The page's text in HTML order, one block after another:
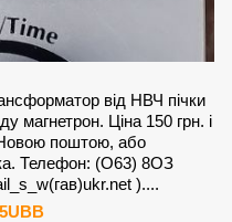
від НВЧ пічки
магнетрон. Ціна 150 грн. і
поштою, або
Телефон: (О63) 8ОЗ
)....